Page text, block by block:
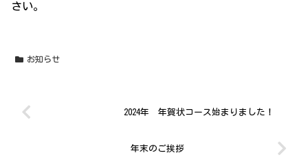
さい。
お知らせ
2024年 年賀状コース始まりました！
年末のご挨拶